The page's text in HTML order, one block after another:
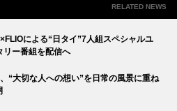
RELATED NEWS
による“日タイ”7人組スペシャルユ
リー番組を配信へ
“大切な人への想い”を日常の風景に重ね